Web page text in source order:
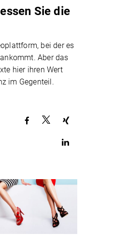
Sie die
bei der es
Aber das
hier ihren Wert
im Gegenteil.